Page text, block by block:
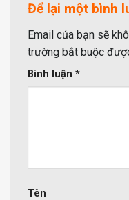
Để lại một bình
Email của bạn sẽ
trường bắt buộc
Bình luận *
Tên